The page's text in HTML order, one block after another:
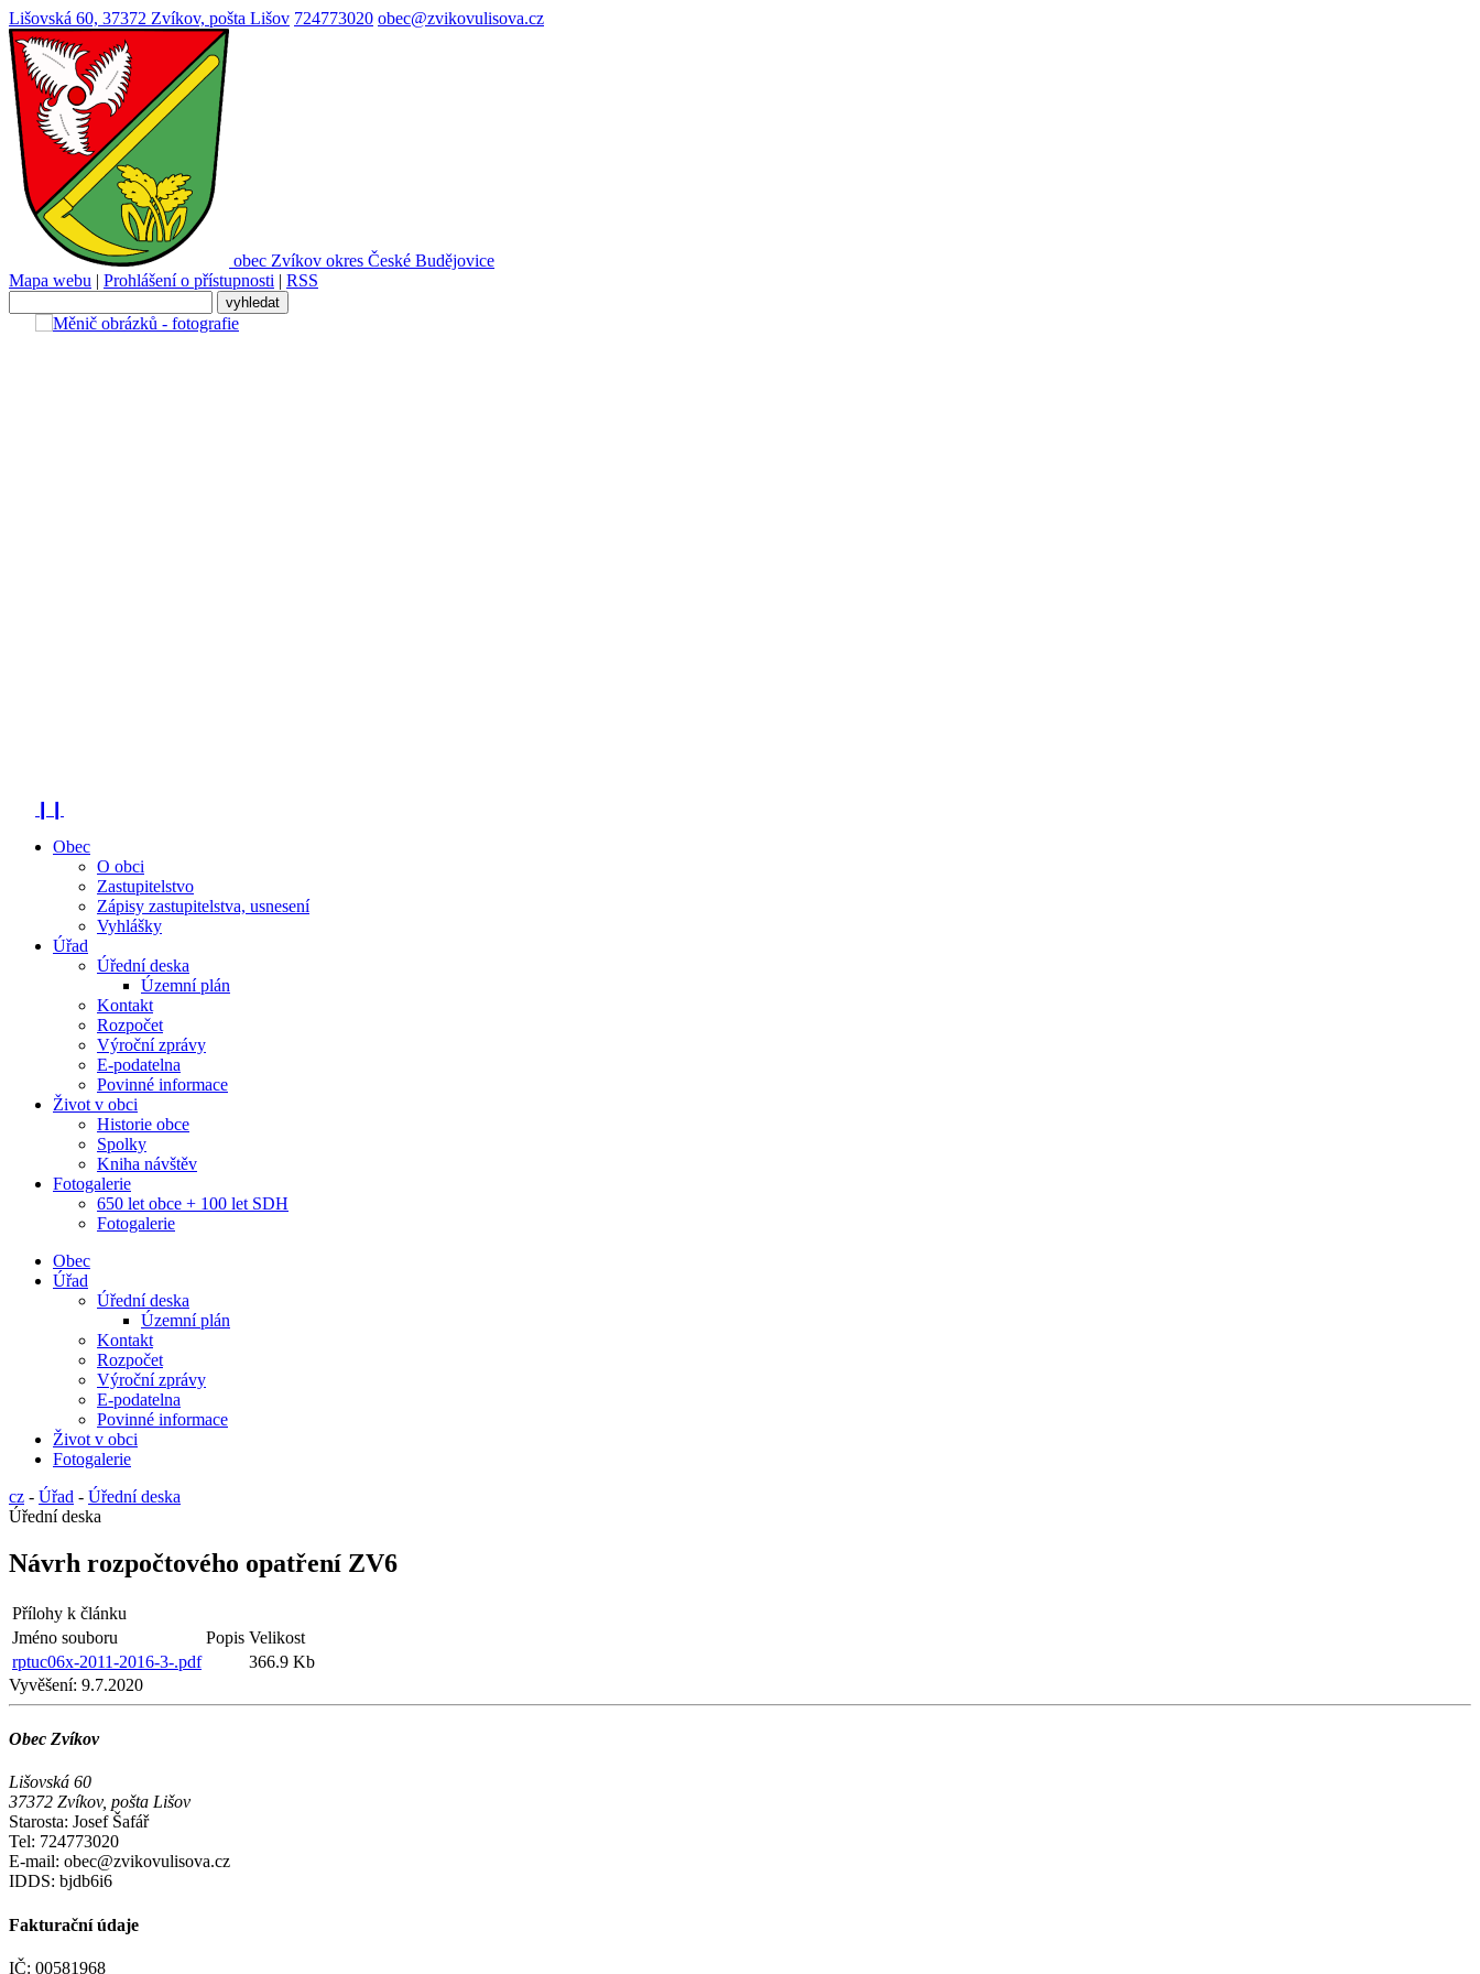
Lišovská 60, 37372 Zvíkov, pošta Lišov 724773020 obec@zvikovulisova.cz
obec Zvíkov okres České Budějovice
Mapa webu | Prohlášení o přístupnosti | RSS
Obec
O obci
Zastupitelstvo
Zápisy zastupitelstva, usnesení
Vyhlášky
Úřad
Úřední deska
Územní plán
Kontakt
Rozpočet
Výroční zprávy
E-podatelna
Povinné informace
Život v obci
Historie obce
Spolky
Kniha návštěv
Fotogalerie
650 let obce + 100 let SDH
Fotogalerie
Obec
Úřad
Úřední deska
Územní plán
Kontakt
Rozpočet
Výroční zprávy
E-podatelna
Povinné informace
Život v obci
Fotogalerie
cz - Úřad - Úřední deska
Úřední deska
Návrh rozpočtového opatření ZV6
Přílohy k článku
Jméno souboru
Popis Velikost
rptuc06x-2011-2016-3-.pdf
366.9 Kb
Vyvěšení: 9.7.2020
Obec Zvíkov
Lišovská 60
37372 Zvíkov, pošta Lišov
Starosta: Josef Šafář
Tel: 724773020
E-mail: obec@zvikovulisova.cz
IDDS: bjdb6i6
Fakturační údaje
IČ: 00581968